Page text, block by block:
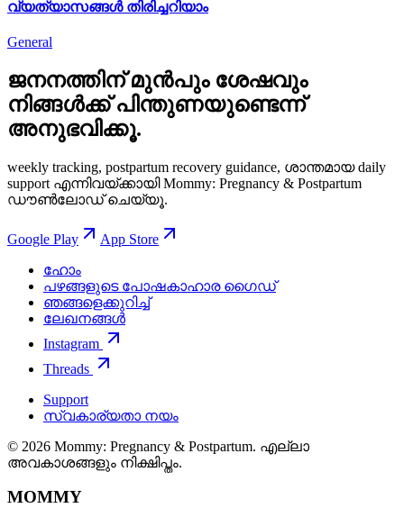
വ്യത്യാസങ്ങൾ തിരിച്ചറിയാം
General
ജനനത്തിന് മുൻപും ശേഷവും
നിങ്ങള്‍ക്ക് പിന്തുണയുണ്ടെന്ന്
അനുഭവിക്കൂ.
weekly tracking, postpartum recovery guidance, ശാന്തമായ daily
support എന്നിവയ്ക്കായി Mommy: Pregnancy & Postpartum
ഡൗൺലോഡ് ചെയ്യൂ.
Google Play
App Store
ഹോം
പഴങ്ങളുടെ പോഷകാഹാര ഗൈഡ്
ഞങ്ങളെക്കുറിച്ച്
ലേഖനങ്ങൾ
Instagram
Threads
Support
സ്വകാര്യതാ നയം
© 2026 Mommy: Pregnancy & Postpartum. എല്ലാ
അവകാശങ്ങളും നിക്ഷിപ്തം.
MOMMY